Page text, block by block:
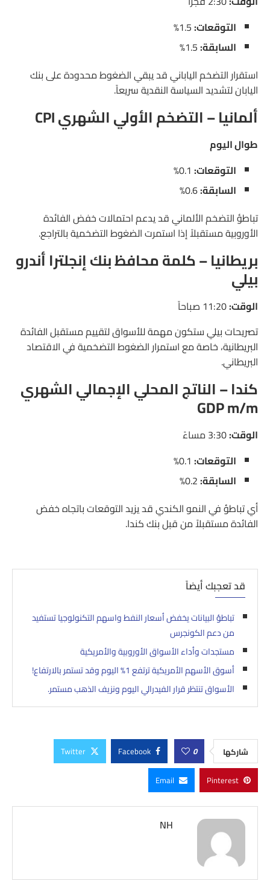
التوقعات:
السابقة:
استقرار التضخم الياباني قد يبقي الضغوط محدودة على بنك
اليابان لتشديد السياسة النقدية سريعاً.
ألمانيا – التضخم الأولي الشهري CPI
طوال اليوم
التوقعات:
السابقة:
تباطؤ التضخم الألماني قد يدعم احتمالات خفض الفائدة
الأوروبية مستقبلاً إذا استمرت الضغوط التضخمية بالتراجع.
بريطانيا – كلمة محافظ بنك إنجلترا أندرو
بيلي
الوقت:
تصريحات بيلي ستكون مهمة للأسواق لتقييم مستقبل الفائدة
البريطانية، خاصة مع استمرار الضغوط التضخمية في الاقتصاد
البريطاني.
كندا – الناتج المحلي الإجمالي الشهري
GDP m/m
الوقت:
التوقعات:
السابقة:
أي تباطؤ في النمو الكندي قد يزيد التوقعات باتجاه خفض
الفائدة مستقبلاً من قبل بنك كندا.
قد تعجبك أيضاً
تباطؤ البيانات يخفض أسعار النفط واسهم التكنولوجيا تستفيد
من دعم الكونجرس
مستجدات وأداء الأسواق الأوروبية والأمريكية
أسوق الأسهم الأمريكية ترتفع 1% اليوم وقد تستمر بالارتفاع!
الأسواق تنتظر قرار الفيدرالي اليوم ونزيف الذهب مستمر.
شاركها 0
Facebook
Twitter
Pinterest
Email
NH